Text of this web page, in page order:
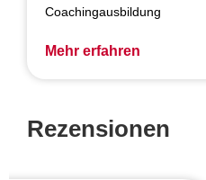
Coachingausbildung
Mehr erfahren
Rezensionen